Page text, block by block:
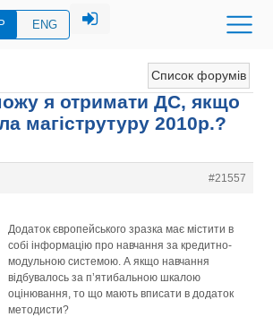
ENG
Список форумів
я отримати ДС, якщо
магіструтуру 2010р.?
#21557
Додаток європейського зразка має містити в
собі інформацію про навчання за кредитно-
модульною системою. А якщо навчання
відбувалось за п’ятибальною шкалою
оцінювання, то що мають вписати в додаток
методисти?